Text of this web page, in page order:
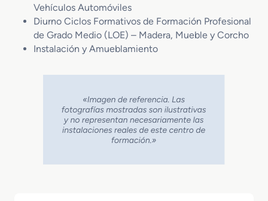
Vehículos Automóviles
Diurno Ciclos Formativos de Formación Profesional
de Grado Medio (LOE) – Madera, Mueble y Corcho
Instalación y Amueblamiento